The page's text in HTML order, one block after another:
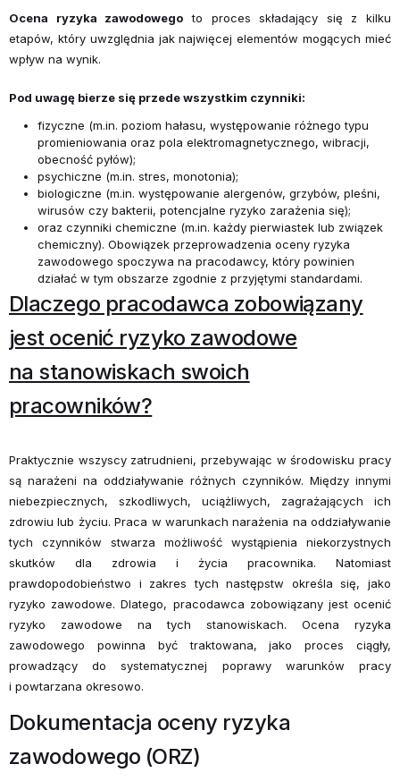
Ocena ryzyka zawodowego to proces składający się z kilku
etapów, który uwzględnia jak najwięcej elementów mogących mieć
wpływ na wynik.
Pod uwagę bierze się przede wszystkim czynniki:
fizyczne (m.in. poziom hałasu, występowanie różnego typu
promieniowania oraz pola elektromagnetycznego, wibracji,
obecność pyłów);
psychiczne (m.in. stres, monotonia);
biologiczne (m.in. występowanie alergenów, grzybów, pleśni,
wirusów czy bakterii, potencjalne ryzyko zarażenia się);
oraz czynniki chemiczne (m.in. każdy pierwiastek lub związek
chemiczny). Obowiązek przeprowadzenia oceny ryzyka
zawodowego spoczywa na pracodawcy, który powinien
działać w tym obszarze zgodnie z przyjętymi standardami.
Dlaczego pracodawca zobowiązany
jest ocenić ryzyko zawodowe
na stanowiskach swoich
pracowników?
Praktycznie wszyscy zatrudnieni, przebywając w środowisku pracy
są narażeni na oddziaływanie różnych czynników. Między innymi
niebezpiecznych, szkodliwych, uciążliwych, zagrażających ich
zdrowiu lub życiu. Praca w warunkach narażenia na oddziaływanie
tych czynników stwarza możliwość wystąpienia niekorzystnych
skutków dla zdrowia i życia pracownika. Natomiast
prawdopodobieństwo i zakres tych następstw określa się, jako
ryzyko zawodowe. Dlatego, pracodawca zobowiązany jest ocenić
ryzyko zawodowe na tych stanowiskach. Ocena ryzyka
zawodowego powinna być traktowana, jako proces ciągły,
prowadzący do systematycznej poprawy warunków pracy
i powtarzana okresowo.
Dokumentacja oceny ryzyka
zawodowego (ORZ)